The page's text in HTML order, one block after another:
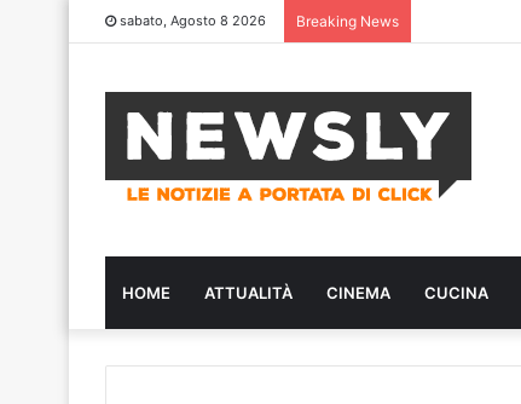
sabato, Agosto 8 2026 Breaking News
HOME ATTUALITÀ CINEMA CUCINA